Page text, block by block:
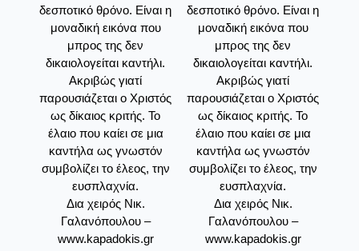
δεσποτικό θρόνο. Είναι η
μοναδική εικόνα που
μπρος της δεν
δικαιολογείται καντήλι.
Ακριβώς γιατί
παρουσιάζεται ο Χριστός
ως δίκαιος κριτής. Το
έλαιο που καίει σε μια
καντήλα ως γνωστόν
συμβολίζει το έλεος, την
ευσπλαχνία.
Δια χειρός Νικ.
Γαλανόπουλου –
www.kapadokis.gr
δεσποτικό θρόνο. Είναι η
μοναδική εικόνα που
μπρος της δεν
δικαιολογείται καντήλι.
Ακριβώς γιατί
παρουσιάζεται ο Χριστός
ως δίκαιος κριτής. Το
έλαιο που καίει σε μια
καντήλα ως γνωστόν
συμβολίζει το έλεος, την
ευσπλαχνία.
Δια χειρός Νικ.
Γαλανόπουλου –
www.kapadokis.gr